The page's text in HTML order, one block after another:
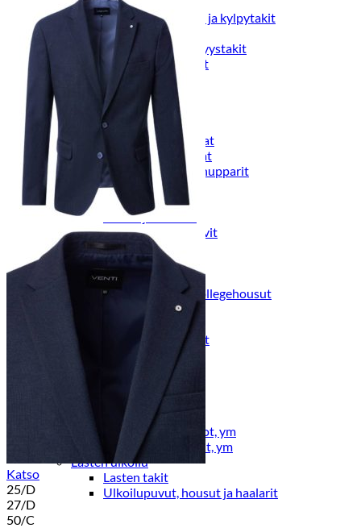
Naisten aamutakit ja kylpytakit
Naisten takit
Naisten kevät-ja syystakit
Naisten nahkatakit
Naisten talvitakit
LAPSET
Lasten paidat
Lasten paidat
Lasten kauluspaidat
Lasten trikoopaidat
Lasten colleget ja hupparit
Lasten neuleet
Lasten mekot ja hameet
Mekot ja hameet
Lasten puvut,bleiserit,liivit
Liivit
Lasten housut
Lasten housut
Lasten trikoo-ja collegehousut
Lasten farkut
Lasten shortsit
Lasten juhlahousut
Yöasut ja kylpytakit
Lasten yöpaidat
Lasten pyjamat
Kylpytakit
Lasten asusteet
Vyöt, käsineet,pipot, ym
Sukat, sukkahousut, ym
Lasten ulkoilu
Lasten takit
Ulkoilupuvut, housut ja haalarit
Katso
25/D
27/D
50/C